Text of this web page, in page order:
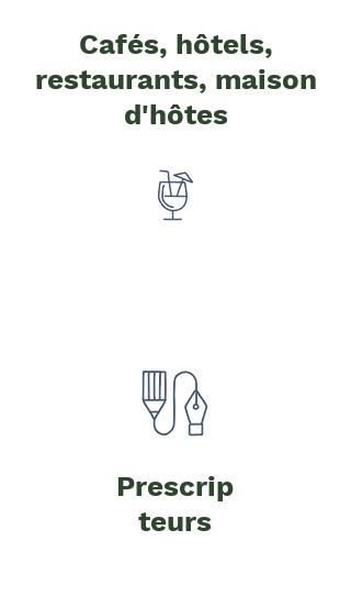
Cafés, hôtels,
restaurants, maison
d'hôtes
Prescrip
teurs